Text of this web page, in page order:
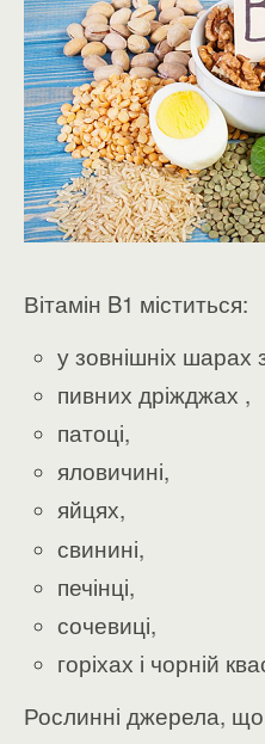
Вітамін B1 міститься:
у зовнішніх шарах
пивних дріжджах ,
патоці,
яловичині,
яйцях,
свинині,
печінці,
сочевиці,
горіхах і чорній
Рослинні джерела, що